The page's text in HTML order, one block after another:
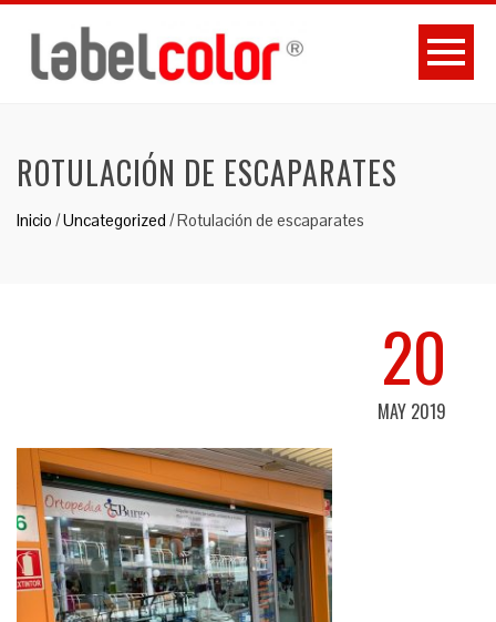
ROTULACIÓN DE ESCAPARATES
Inicio /Uncategorized /Rotulación de escaparates
20
MAY 2019